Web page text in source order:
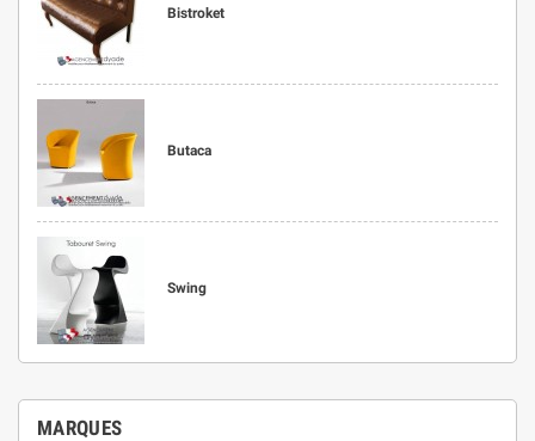
Bistroket
Butaca
Swing
MARQUES